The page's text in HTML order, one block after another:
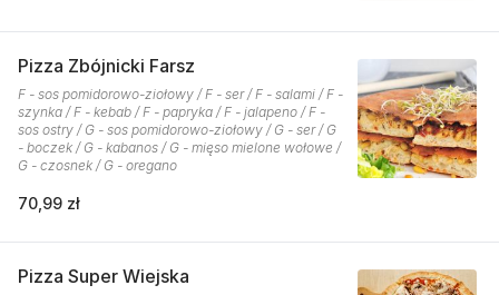
Pizza Zbójnicki Farsz
F - sos pomidorowo-ziołowy / F - ser / F - salami / F -
szynka / F - kebab / F - papryka / F - jalapeno / F -
sos ostry / G - sos pomidorowo-ziołowy / G - ser / G
- boczek / G - kabanos / G - mięso mielone wołowe /
G - czosnek / G - oregano
70,99 zł
Pizza Super Wiejska